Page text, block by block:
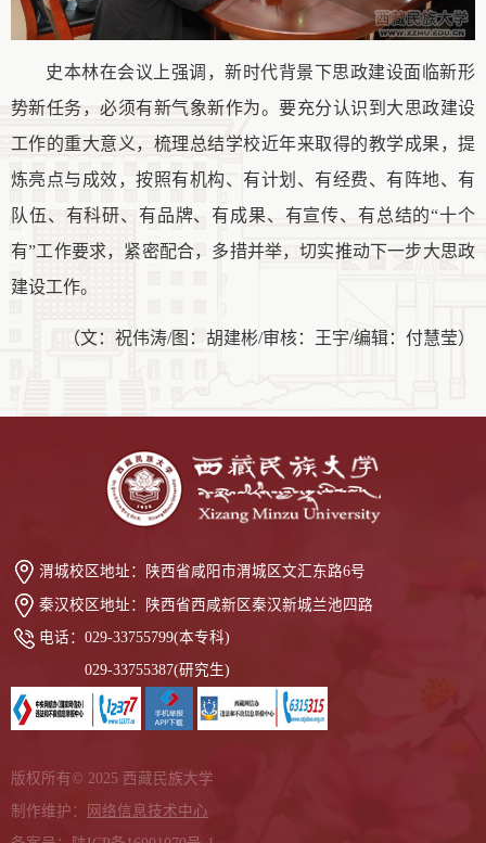
史本林在会议上强调，新时代背景下思政建设面临新形
势新任务，必须有新气象新作为。要充分认识到大思政建设
工作的重大意义，梳理总结学校近年来取得的教学成果，提
炼亮点与成效，按照有机构、有计划、有经费、有阵地、有
队伍、有科研、有品牌、有成果、有宣传、有总结的“十个
有”工作要求，紧密配合，多措并举，切实推动下一步大思政
建设工作。
（文：祝伟涛/图：胡建彬/审核：王宇/编辑：付慧莹）
渭城校区地址： 陕西省咸阳市渭城区文汇东路6号
秦汉校区地址： 陕西省西咸新区秦汉新城兰池四路
电话： 029-33755799(本专科)
029-33755387(研究生)
版权所有© 2025 西藏民族大学
制作维护：
网络信息技术中心